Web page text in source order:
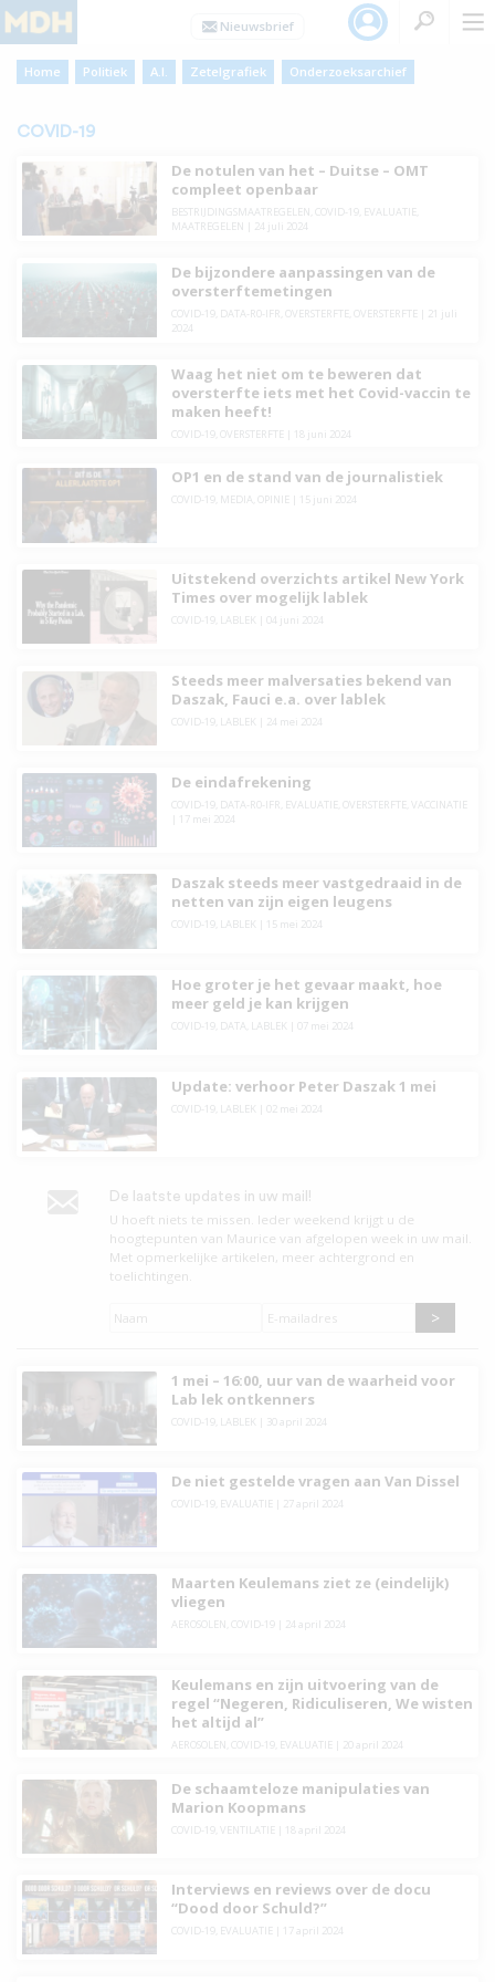
Home Politiek A.I. Zetelgrafiek Onderzoeksarchief
COVID-19
De notulen van het – Duitse – OMT
compleet openbaar
BESTRIJDINGSMAATREGELEN COVID-19, EVALUATIE
MAATREGELEN
24 juli 2024
De bijzondere aanpassingen van de
oversterftemetingen
COVID-19, DATA-R0-IFR OVERSTERFTE OVERSTERFTE
21 juli
2024
Waag het niet om te beweren dat
oversterfte iets met het Covid-vaccin te
maken heeft!
COVID-19, OVERSTERFTE 18 juni 2024
OP1 en de stand van de journalistiek
COVID-19, MEDIA OPINIE 15 juni 2024
Uitstekend overzichts artikel New York
Times over mogelijk lablek
COVID-19, LABLEK 04 juni 2024
Steeds meer malversaties bekend van
Daszak, Fauci e.a. over lablek
COVID-19, LABLEK 24 mei 2024
De eindafrekening
COVID-19, DATA-R0-IFR EVALUATIE OVERSTERFTE
VACCINATIE
17 mei 2024
Daszak steeds meer vastgedraaid in de
netten van zijn eigen leugens
COVID-19, LABLEK 15 mei 2024
Hoe groter je het gevaar maakt, hoe
meer geld je kan krijgen
COVID-19, DATA LABLEK 07 mei 2024
Update: verhoor Peter Daszak 1 mei
COVID-19, LABLEK 02 mei 2024
De laatste updates in uw mail!
U hoeft niets te missen. leder weekend krijgt u de
hoogtepunten van Maurice van afgelopen week in uw mail.
Met opmerkelijke artikelen, meer achtergrond en
toelichtingen.
Naam
E-
1 mei – 16:00, uur van de waarheid voor
Lab lek ontkenners
COVID-19, LABLEK 30 april 2024
De niet gestelde vragen aan Van Dissel
COVID-19, EVALUATIE 27 april 2024
Maarten Keulemans ziet ze (eindelijk)
vliegen
AEROSOLEN COVID-19| 24 april 2024
Keulemans en zijn uitvoering van de
regel “Negeren, Ridiculiseren, We wisten
het altijd al”
AEROSOLEN COVID-19, EVALUATIE 20 april 2024
De schaamteloze manipulaties van
Marion Koopmans
COVID-19, VENTILATIE 18 april 2024
Interviews en reviews over de docu
“Dood door Schuld?”
COVID-19, EVALUATIE 17 april 2024